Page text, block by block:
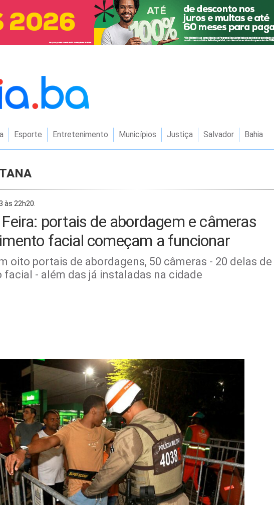
Esporte Entretenimento Municípios Justiça Salvador Bahia
às 22h20.
portais de abordagem e câmeras
facial começam a funcionar
oito portais de abordagens, 50 câmeras - 20 delas de
- além das já instaladas na cidade